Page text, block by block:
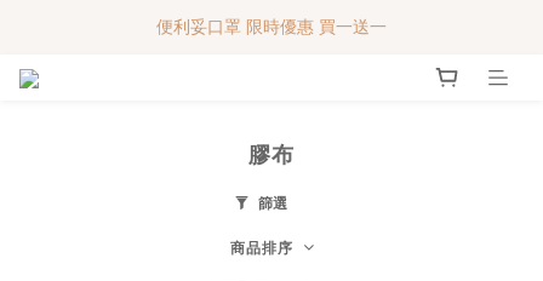
便利妥口罩 限時優惠 買一送一
便利妥口罩 限時優惠 買一送一
膠布
篩選
商品排序